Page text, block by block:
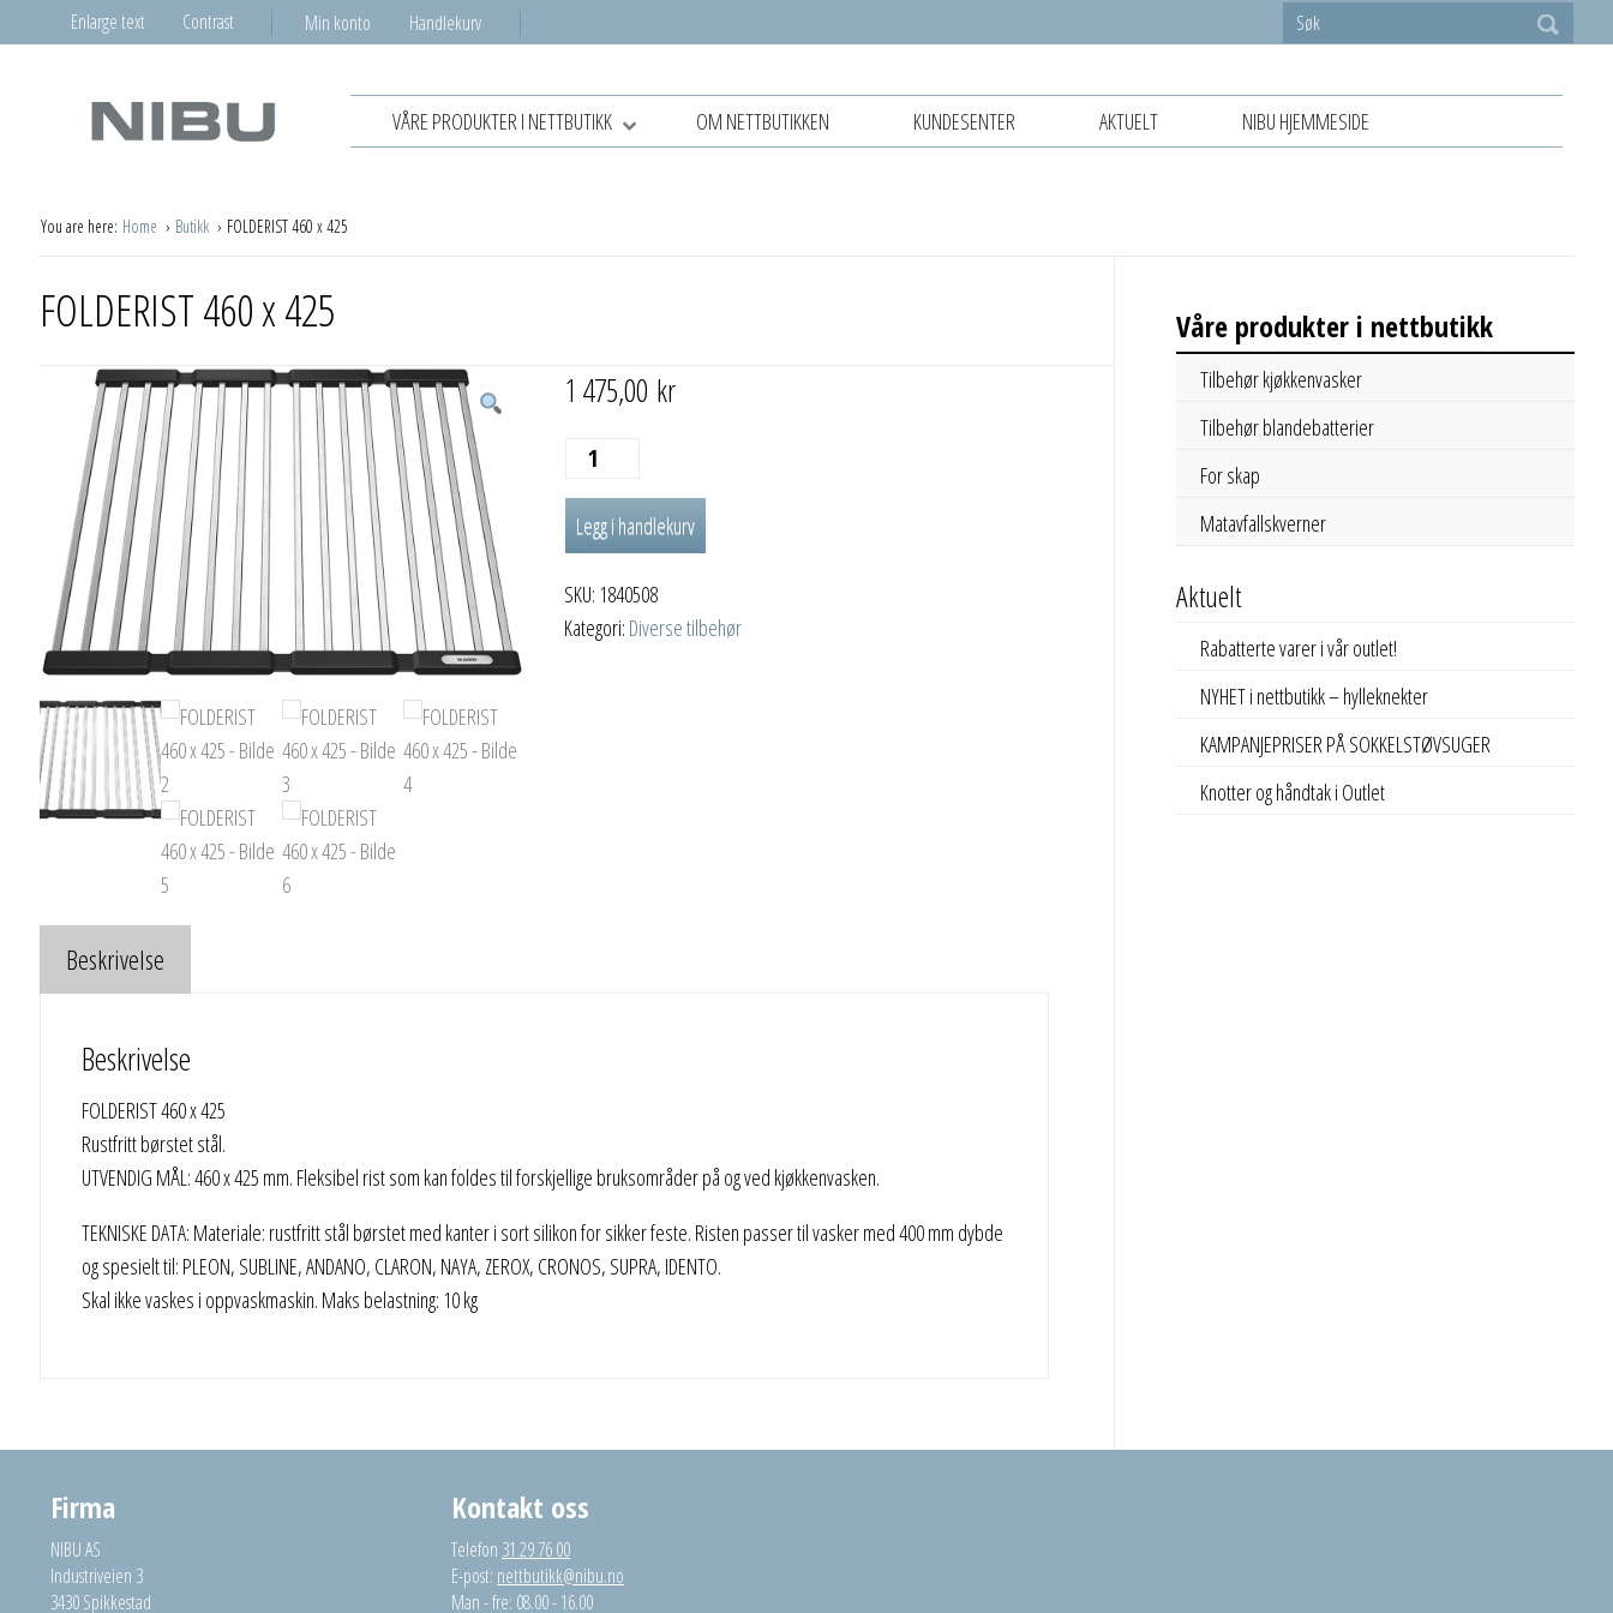
Enlarge text Contrast Min konto Handlekurv
VÅRE PRODUKTER I NETTBUTIKK OM NETTBUTIKKEN KUNDESENTER AKTUELT NIBU HJEMMESIDE
You are here: Home Butikk FOLDERIST 460 x 425
FOLDERIST 460 x 425
1 475,00 kr
FOLDERIST
460
antall
Legg i handlekurv
SKU: 1840508
Kategori: Diverse tilbehør
Beskrivelse
Beskrivelse
FOLDERIST 460 x 425
Rustfritt børstet stål.
UTVENDIG MÅL: 460 x 425 mm. Fleksibel rist som kan foldes til forskjellige bruksområder på og ved kjøkkenvasken.
TEKNISKE DATA: Materiale: rustfritt stål børstet med kanter i sort silikon for sikker feste. Risten passer til vasker med 400 mm dybde
og spesielt til: PLEON, SUBLINE, ANDANO, CLARON, NAYA, ZEROX, CRONOS, SUPRA, IDENTO.
Skal ikke vaskes i oppvaskmaskin. Maks belastning: 10 kg
Våre produkter i nettbutikk
Tilbehør kjøkkenvasker
Tilbehør blandebatterier
For skap
Matavfallskverner
Aktuelt
Rabatterte varer i vår outlet!
NYHET i nettbutikk – hylleknekter
KAMPANJEPRISER PÅ SOKKELSTØVSUGER
Knotter og håndtak i Outlet
Firma
NIBU AS
Industriveien 3
3430 Spikkestad
Kontakt oss
Telefon 31 29 76 00
E-post: nettbutikk@nibu.no
Man - fre: 08.00 - 16.00